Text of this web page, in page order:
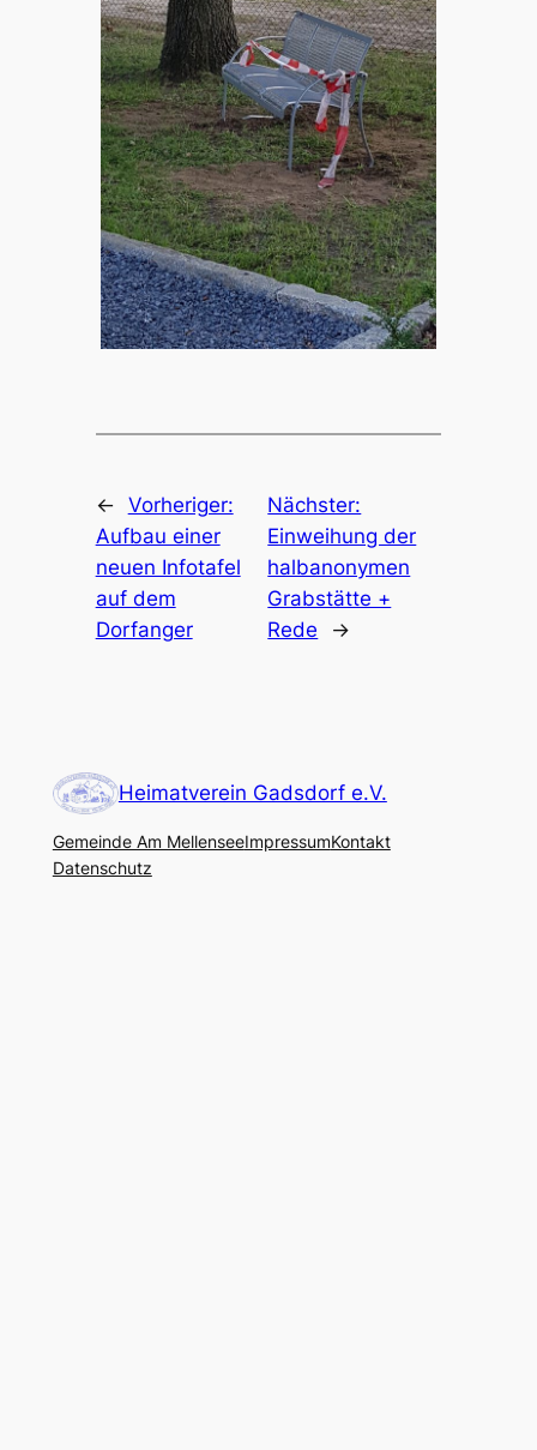
← Vorheriger:
Aufbau einer
neuen Infotafel
auf dem
Dorfanger
Nächster:
Einweihung der
halbanonymen
Grabstätte +
Rede
→
Heimatverein Gadsdorf e.V.
Gemeinde Am MellenseeImpressumKontakt
Datenschutz